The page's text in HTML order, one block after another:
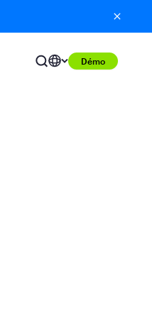
Démo